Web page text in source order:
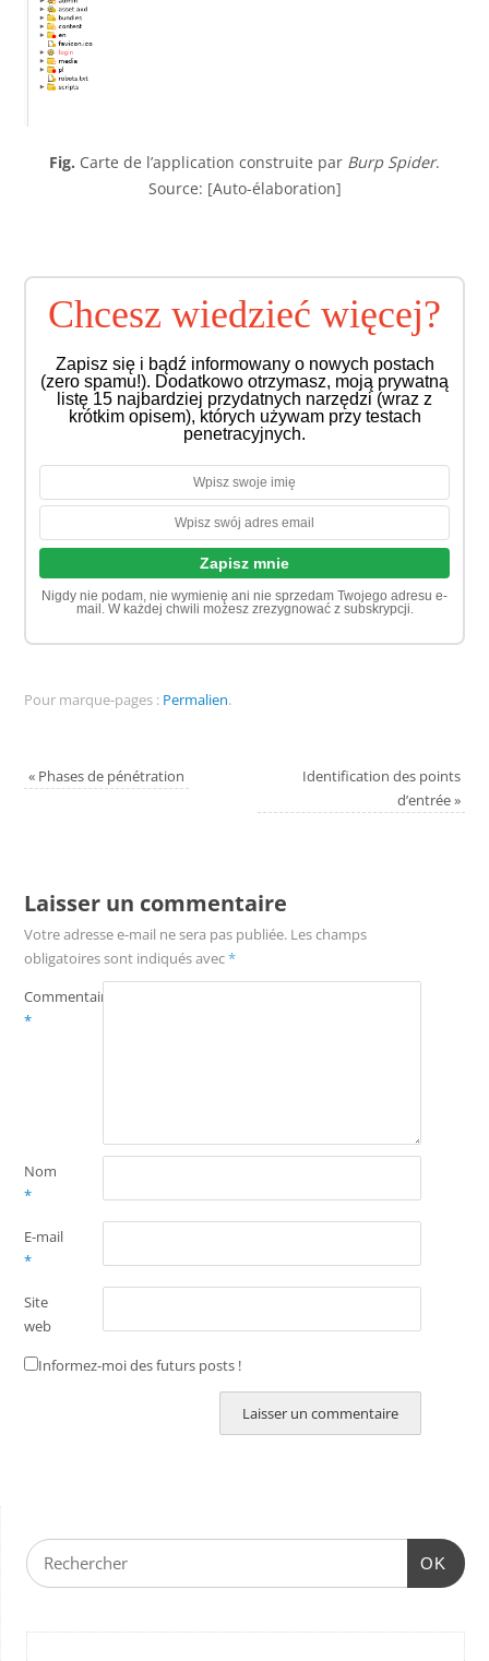
Fig. Carte de l’application construite par Burp Spider.
Source: [Auto-élaboration]
Chcesz wiedzieć więcej?
Zapisz się i bądź informowany o nowych postach
(zero spamu!). Dodatkowo otrzymasz, moją prywatną
listę 15 najbardziej przydatnych narzędzi (wraz z
krótkim opisem), których używam przy testach
penetracyjnych.
Nigdy nie podam, nie wymienię ani nie sprzedam Twojego adresu e-
mail. W każdej chwili możesz zrezygnować z subskrypcji.
Pour marque-pages : Permalien.
«Phases de pénétration
Identification des points
d’entrée»
Laisser un commentaire
Votre adresse e-mail ne sera pas publiée. Les champs
obligatoires sont indiqués avec*
Commentaire
*
Nom
*
E-mail
*
Site
web
Informez-moi des futurs posts !
OK